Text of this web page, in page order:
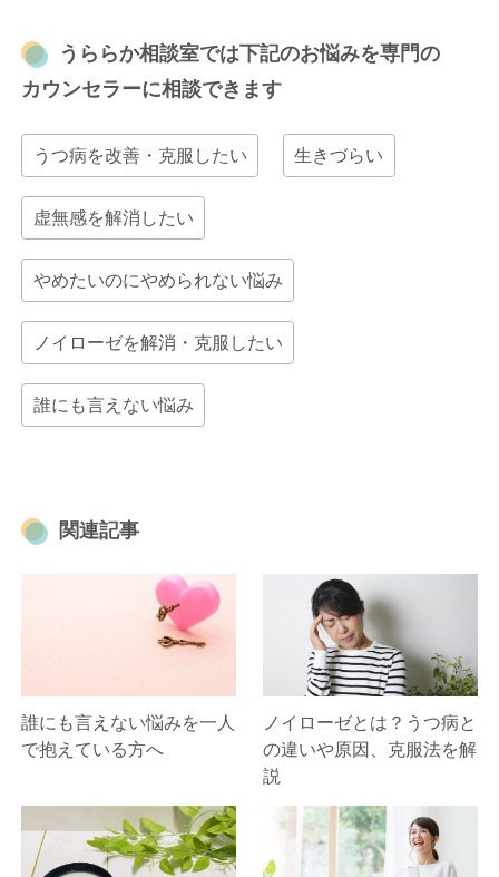
うららか相談室では下記のお悩みを専門の
カウンセラーに相談できます
うつ病を改善・克服したい 生きづらい
虚無感を解消したい
やめたいのにやめられない悩み
ノイローゼを解消・克服したい
誰にも言えない悩み
関連記事
誰にも言えない悩みを一人
で抱えている方へ
ノイローゼとは？うつ病と
の違いや原因、克服法を解
説